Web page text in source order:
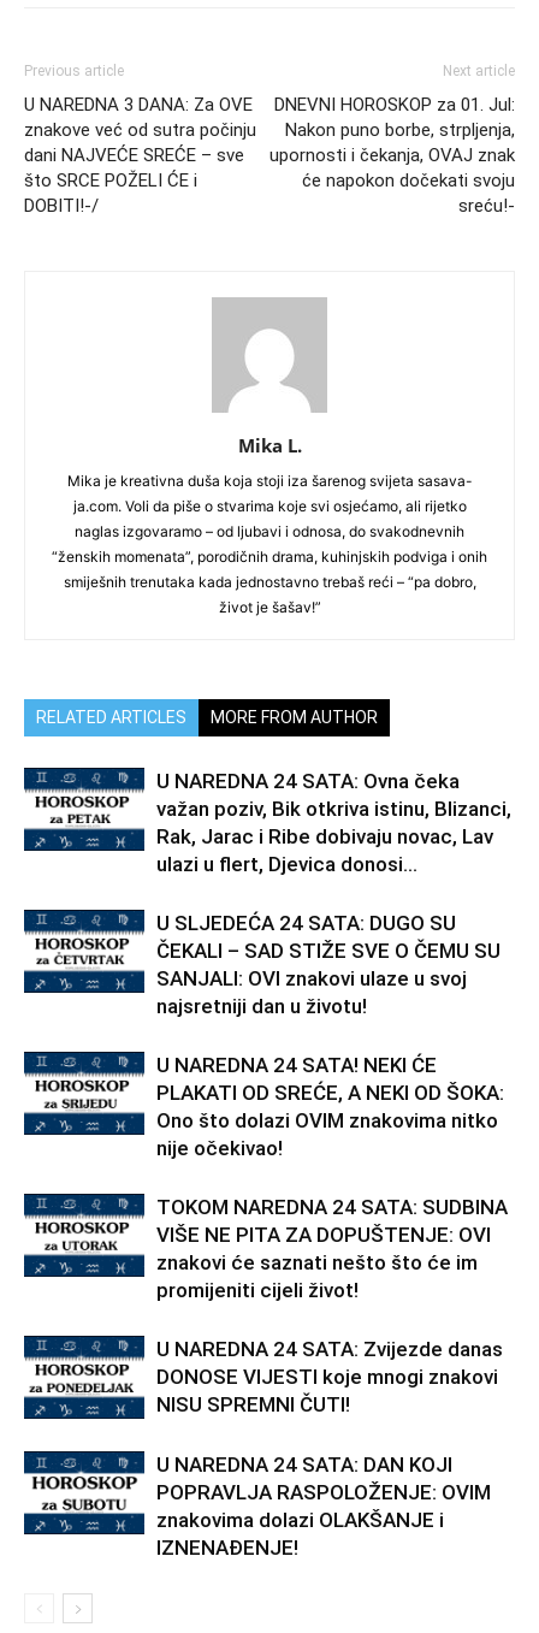
Previous article
U NAREDNA 3 DANA: Za OVE
znakove već od sutra počinju
dani NAJVEĆE SREĆE – sve
što SRCE POŽELI ĆE i
DOBITI!-/
Next article
DNEVNI HOROSKOP za 01. Jul:
Nakon puno borbe, strpljenja,
upornosti i čekanja, OVAJ znak
će napokon dočekati svoju
sreću!-
Mika L.
Mika je kreativna duša koja stoji iza šarenog svijeta sasava-
ja.com. Voli da piše o stvarima koje svi osjećamo, ali rijetko
naglas izgovaramo – od ljubavi i odnosa, do svakodnevnih
“ženskih momenata”, porodičnih drama, kuhinjskih podviga i onih
smiješnih trenutaka kada jednostavno trebaš reći – “pa dobro,
život je šašav!”
RELATED ARTICLES MORE FROM AUTHOR
U NAREDNA 24 SATA: Ovna čeka
važan poziv, Bik otkriva istinu, Blizanci,
Rak, Jarac i Ribe dobivaju novac, Lav
ulazi u flert, Djevica donosi...
U SLJEDEĆA 24 SATA: DUGO SU
ČEKALI – SAD STIŽE SVE O ČEMU SU
SANJALI: OVI znakovi ulaze u svoj
najsretniji dan u životu!
U NAREDNA 24 SATA! NEKI ĆE
PLAKATI OD SREĆE, A NEKI OD ŠOKA:
Ono što dolazi OVIM znakovima nitko
nije očekivao!
TOKOM NAREDNA 24 SATA: SUDBINA
VIŠE NE PITA ZA DOPUŠTENJE: OVI
znakovi će saznati nešto što će im
promijeniti cijeli život!
U NAREDNA 24 SATA: Zvijezde danas
DONOSE VIJESTI koje mnogi znakovi
NISU SPREMNI ČUTI!
U NAREDNA 24 SATA: DAN KOJI
POPRAVLJA RASPOLOŽENJE: OVIM
znakovima dolazi OLAKŠANJE i
IZNENAĐENJE!